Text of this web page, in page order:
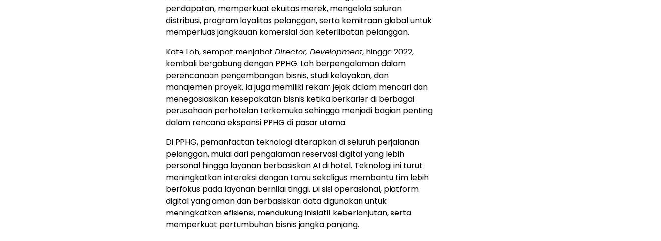
pendapatan, memperkuat ekuitas merek, mengelola saluran
distribusi, program loyalitas pelanggan, serta kemitraan global untuk
memperluas jangkauan komersial dan keterlibatan pelanggan.
Kate Loh, sempat menjabat Director, Development, hingga 2022,
kembali bergabung dengan PPHG. Loh berpengalaman dalam
perencanaan pengembangan bisnis, studi kelayakan, dan
manajemen proyek. Ia juga memiliki rekam jejak dalam mencari dan
menegosiasikan kesepakatan bisnis ketika berkarier di berbagai
perusahaan perhotelan terkemuka sehingga menjadi bagian penting
dalam rencana ekspansi PPHG di pasar utama.
Di PPHG, pemanfaatan teknologi diterapkan di seluruh perjalanan
pelanggan, mulai dari pengalaman reservasi digital yang lebih
personal hingga layanan berbasiskan AI di hotel. Teknologi ini turut
meningkatkan interaksi dengan tamu sekaligus membantu tim lebih
berfokus pada layanan bernilai tinggi. Di sisi operasional, platform
digital yang aman dan berbasiskan data digunakan untuk
meningkatkan efisiensi, mendukung inisiatif keberlanjutan, serta
memperkuat pertumbuhan bisnis jangka panjang.